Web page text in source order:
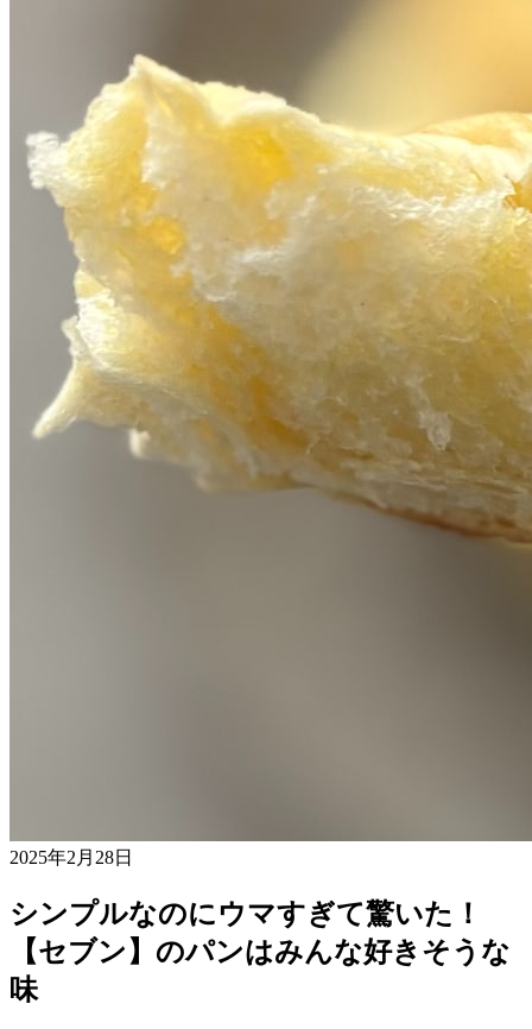
2025年2月28日
シンプルなのにウマすぎて驚いた！
【セブン】のパンはみんな好きそうな
味